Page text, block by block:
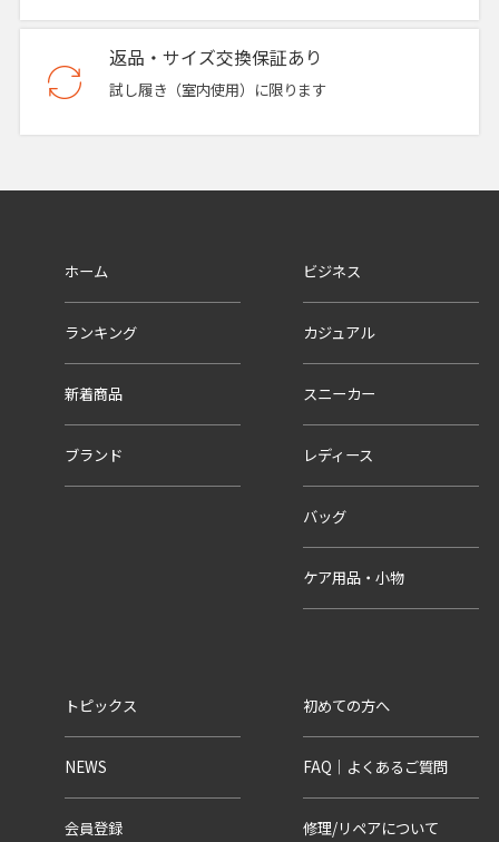
返品・サイズ交換保証あり
試し履き（室内使用）に限ります
ホーム
ランキング
新着商品
ブランド
ビジネス
カジュアル
スニーカー
レディース
バッグ
ケア用品・小物
トピックス
NEWS
会員登録
初めての方へ
FAQ｜よくあるご質問
修理/リペアについて